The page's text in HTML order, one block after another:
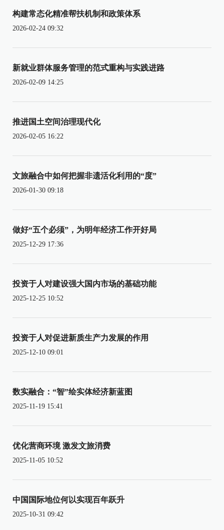
构建常态化精准帮扶机制和政策体系
2026-02-24 09:32
新就业群体服务管理的范式重构与实践进路
2026-02-09 14:25
推进国土空间治理现代化
2026-02-05 16:22
文旅融合中如何把握非遗活化利用的“度”
2026-01-30 09:18
做好“五个必须”，为明年经济工作开好局
2025-12-29 17:36
投资于人对建设强大国内市场的基础功能
2025-12-25 10:52
投资于人对促进新质生产力发展的作用
2025-12-10 09:01
数实融合：“智”绘实体经济新蓝图
2025-11-19 15:41
优化营商环境 激发文旅消费
2025-11-05 10:52
中国国际地位何以实现百年跃升
2025-10-31 09:42